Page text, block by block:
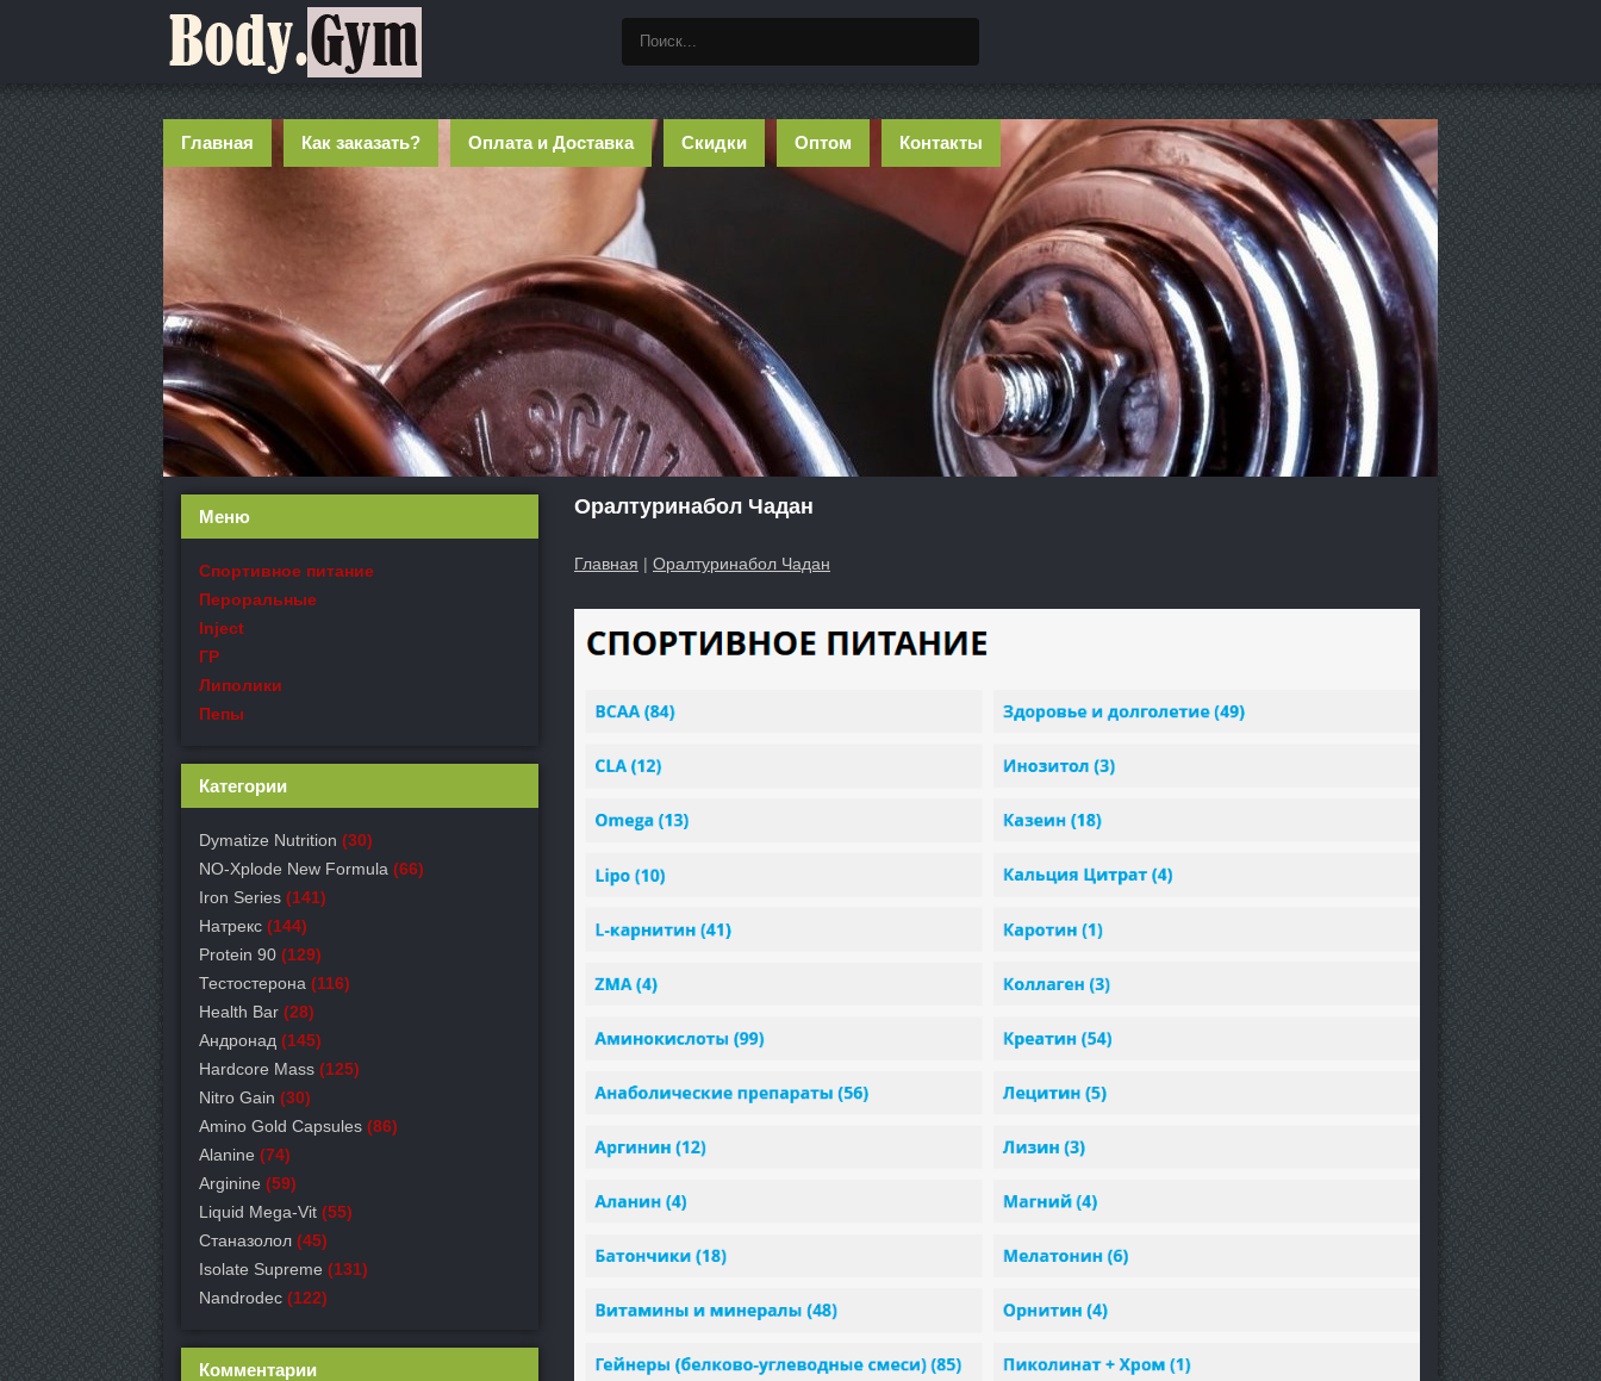
Главная Как заказать? Оплата и Доставка Скидки Оптом Контакты
Оралтуринабол Чадан
Главная | Оралтуринабол Чадан
Меню
Спортивное питание
Пероральные
Inject
ГР
Липолики
Пепы
Категории
Dymatize Nutrition (30)
NO-Xplode New Formula (66)
Iron Series (141)
Натрекс (144)
Protein 90 (129)
Тестостерона (116)
Health Bar (28)
Андронад (145)
Hardcore Mass (125)
Nitro Gain (30)
Amino Gold Capsules (86)
Alanine (74)
Arginine (59)
Liquid Mega-Vit (55)
Станазолол (45)
Isolate Supreme (131)
Nandrodec (122)
Комментарии